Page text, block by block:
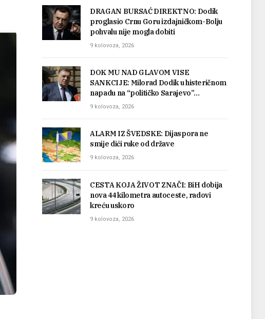
DRAGAN BURSAĆ DIREKTNO: Dodik
proglasio Crnu Goru izdajničkom-Bolju
pohvalu nije mogla dobiti
9 kolovoza, 2026
DOK MU NAD GLAVOM VISE
SANKCIJE: Milorad Dodik u histeričnom
napadu na “političko Sarajevo”…
9 kolovoza, 2026
ALARM IZ ŠVEDSKE: Dijaspora ne
smije dići ruke od države
9 kolovoza, 2026
CESTA KOJA ŽIVOT ZNAČI: BiH dobija
nova 44 kilometra autoceste, radovi
kreću uskoro
9 kolovoza, 2026